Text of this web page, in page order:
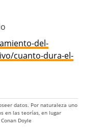
del-
cuanto-dura-el-
datos. Por naturaleza uno
en las teorías, en lugar
Doyle